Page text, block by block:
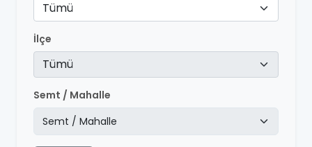
Tümü
İlçe
Tümü
Semt / Mahalle